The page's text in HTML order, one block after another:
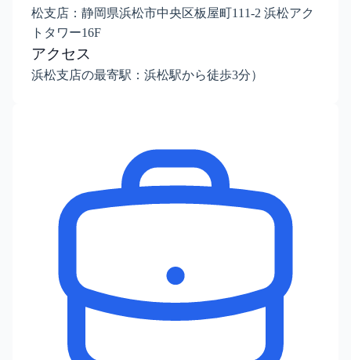
松支店：静岡県浜松市中央区板屋町111-2 浜松アク
トタワー16F
アクセス
浜松支店の最寄駅：浜松駅から徒歩3分）